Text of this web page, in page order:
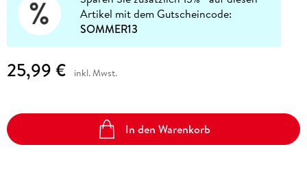
Artikel mit dem Gutscheincode:
SOMMER13
25,99 € inkl. Mwst.
In den Warenkorb